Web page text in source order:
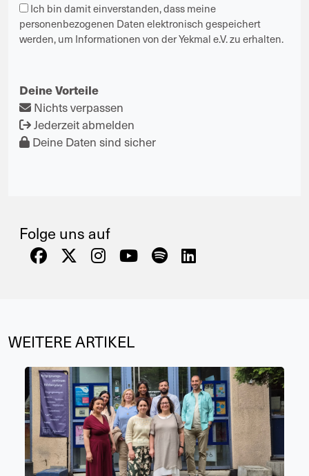
Ich bin damit einverstanden, dass meine
personenbezogenen Daten elektronisch gespeichert
werden, um Informationen von der Yekmal e.V. zu erhalten.
Deine Vorteile
Nichts verpassen
Jederzeit abmelden
Deine Daten sind sicher
Folge uns auf
WEITERE ARTIKEL